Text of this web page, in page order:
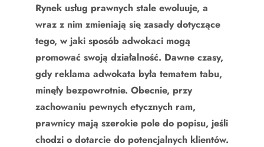
Rynek usług prawnych stale ewoluuje, a
wraz z nim zmieniają się zasady dotyczące
tego, w jaki sposób adwokaci mogą
promować swoją działalność. Dawne czasy,
gdy reklama adwokata była tematem tabu,
minęły bezpowrotnie. Obecnie, przy
zachowaniu pewnych etycznych ram,
prawnicy mają szerokie pole do popisu, jeśli
chodzi o dotarcie do potencjalnych klientów.